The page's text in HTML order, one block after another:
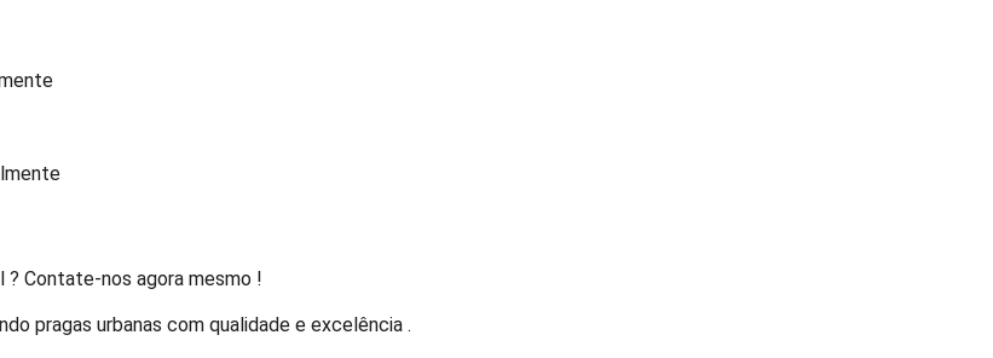
Contate-nos agora mesmo !
pragas urbanas com qualidade e excelência .